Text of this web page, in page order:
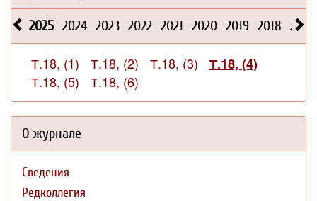
2025 2024 2023 2022 2021 2020 2019 2018 2017
Т.18, (1) Т.18, (2) Т.18, (3)
Т.18, (4)
Т.18, (5)
Т.18, (6)
О журнале
Сведения
Редколлегия